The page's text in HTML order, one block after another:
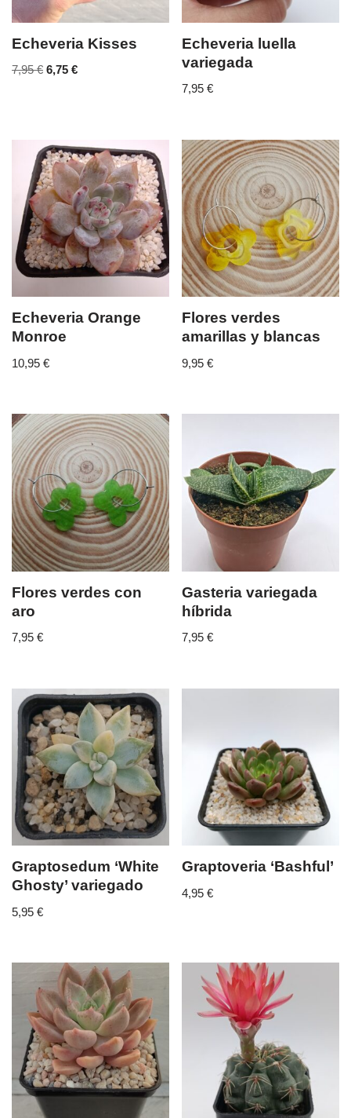
Echeveria Kisses
7,95€ 6,75 €
Echeveria luella
variegada
7,95€
Echeveria Orange
Monroe
10,95 €
Flores verdes
amarillas y blancas
9,95€
Flores verdes con
aro
7,95 €
Gasteria variegada
híbrida
7,95€
Graptosedum ‘White
Ghosty’ variegado
5,95 €
Graptoveria ‘Bashful’
4,95€